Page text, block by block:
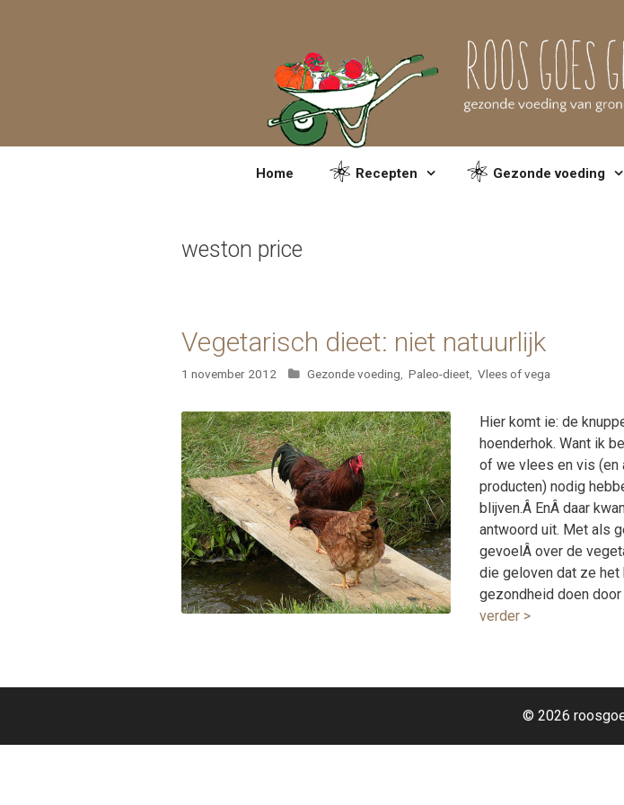
Home Recepten Gezonde voeding
weston price
Vegetarisch dieet: niet natuurlijk
1 november 2012 Categorieën
Gezonde voeding, Paleo-dieet, Vlees of vega
Hier komt ie: de
hoenderhok. Want ik
of we vlees en vis (en
producten) nodig
blijven.Â EnÂ daar
antwoord uit. Met als
gevoelÂ over de
die geloven dat ze het
gezondheid doen
verder >
© 2026